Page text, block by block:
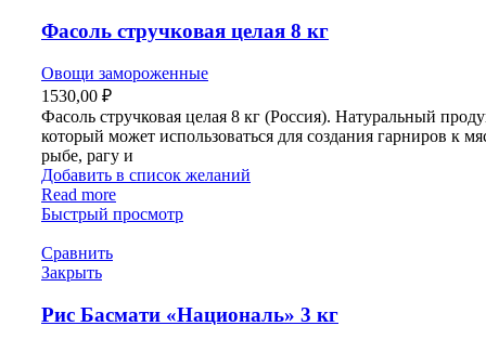
Фасоль стручковая целая 8 кг
Овощи замороженные
1530,00 ₽
Фасоль стручковая целая 8 кг (Россия). Натуральный
который может использоваться для создания гарниров к
рыбе, рагу и
Добавить в список желаний
Read more
Быстрый просмотр
Сравнить
Закрыть
Рис Басмати «Националь» 3 кг